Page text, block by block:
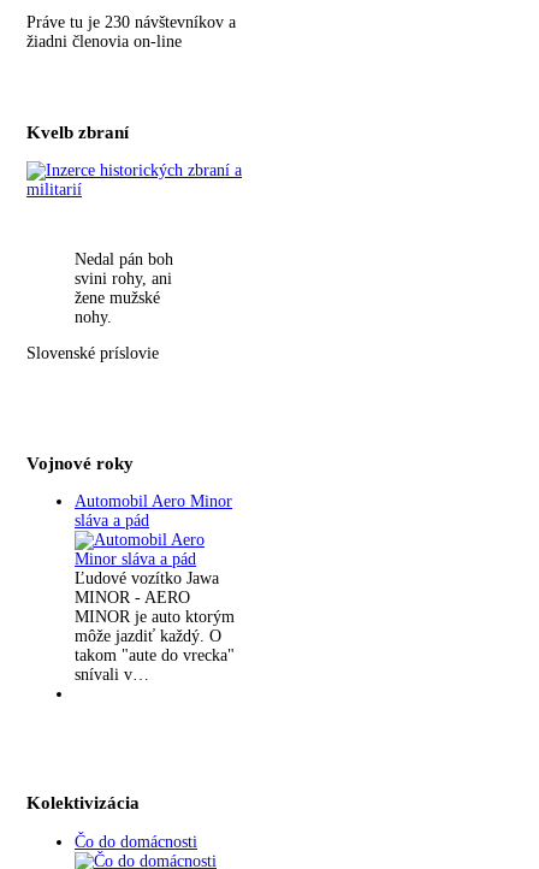
Práve tu je 230 návštevníkov a
žiadni členovia on-line
Kvelb zbraní
Nedal pán boh
svini rohy, ani
žene mužské
nohy.
Slovenské príslovie
Vojnové roky
Automobil Aero Minor
sláva a pád
Ľudové vozítko Jawa
MINOR - AERO
MINOR je auto ktorým
môže jazdiť každý. O
takom "aute do vrecka"
snívali v…
Kolektivizácia
Čo do domácnosti